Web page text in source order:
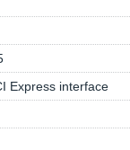
Express interface